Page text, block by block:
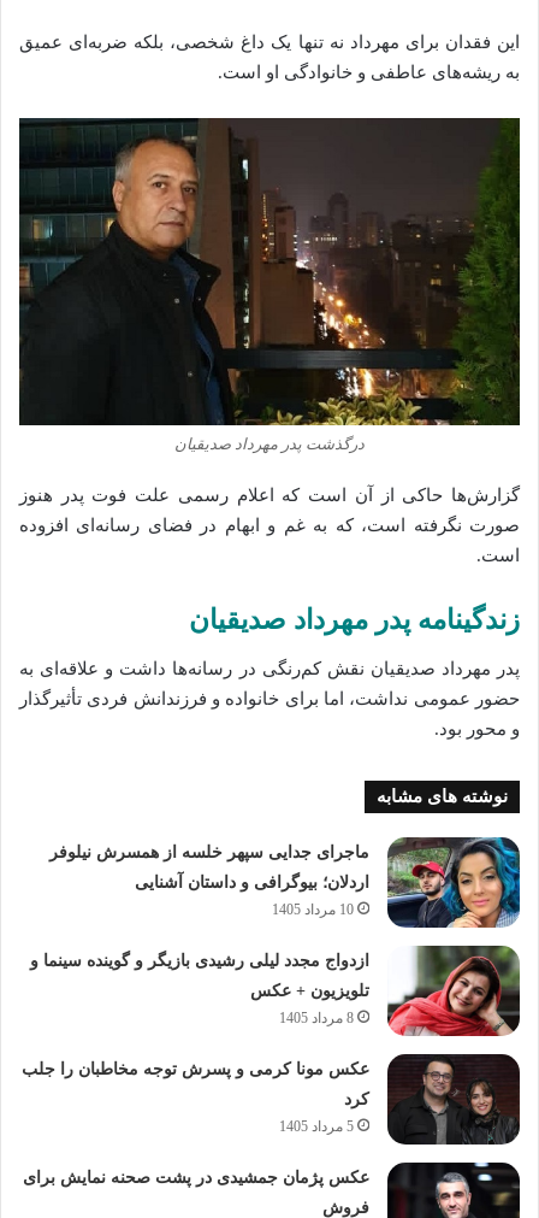
این فقدان برای مهرداد نه تنها یک داغ شخصی، بلکه ضربه‌ای عمیق
به ریشه‌های عاطفی و خانوادگی او است.
درگذشت پدر مهرداد صدیقیان
گزارش‌ها حاکی از آن است که اعلام رسمی علت فوت پدر هنوز
صورت نگرفته است، که به غم و ابهام در فضای رسانه‌ای افزوده
است.
زندگینامه پدر مهرداد صدیقیان
پدر مهرداد صدیقیان نقش کم‌رنگی در رسانه‌ها داشت و علاقه‌ای به
حضور عمومی نداشت، اما برای خانواده و فرزندانش فردی تأثیرگذار
و محور بود.
نوشته های مشابه
ماجرای جدایی سپهر خلسه از همسرش نیلوفر
اردلان؛ بیوگرافی و داستان آشنایی
10 مرداد 1405
ازدواج مجدد لیلی رشیدی بازیگر و گوینده سینما و
تلویزیون + عکس
8 مرداد 1405
عکس مونا کرمی و پسرش توجه مخاطبان را جلب
کرد
5 مرداد 1405
عکس پژمان جمشیدی در پشت صحنه نمایش برای
فروش